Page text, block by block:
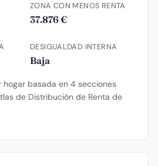
ZONA CON MENOS RENTA
37.876 €
DESIGUALDAD INTERNA
Baja
hogar basada en 4 secciones
de Distribución de Renta de